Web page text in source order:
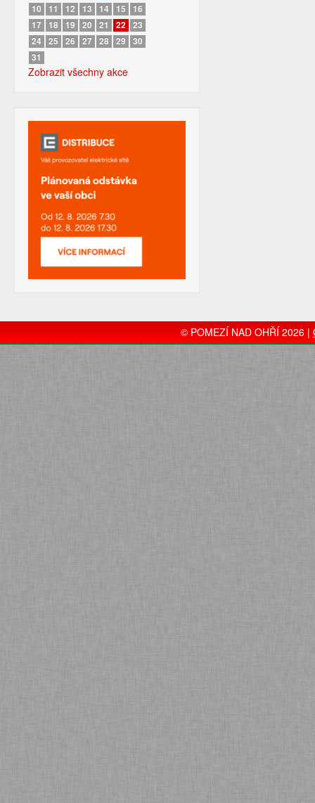
10
11 12 13 14 15
16
17 18 19 20 21 22
23
24
25 26 27 28 29
30
31
Zobrazit všechny akce
© POMEZÍ NAD OHŘÍ 2026 |